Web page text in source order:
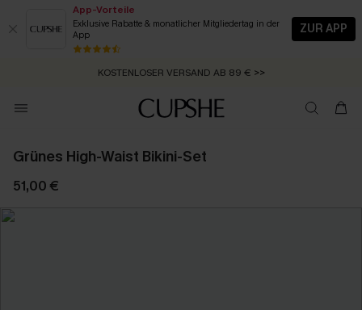
App-Vorteile
Exklusive Rabatte & monatlicher Mitgliedertag in der
App
ZUR APP
GRATIS MASSBAND MIT JEDEM SCHNELLVERSAND-ARTIKEL >>
SUMMER SALE:
ZUM NEWSLETTER: >>
KOSTENLOSER VERSAND AB 89 € >>
Grünes High-Waist Bikini-Set
51,00 €